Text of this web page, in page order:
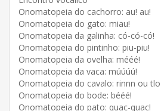
Onomatopeia do cachorro: au! au!
Onomatopeia do gato: miau!
Onomatopeia da galinha: có-có-có!
Onomatopeia do pintinho: piu-piu!
Onomatopeia da ovelha: mééé!
Onomatopeia da vaca: múúúú!
Onomatopeia do cavalo: rinnn ou
Onomatopeia do bode: bééé!
Onomatopeia do pato: quac-quac!